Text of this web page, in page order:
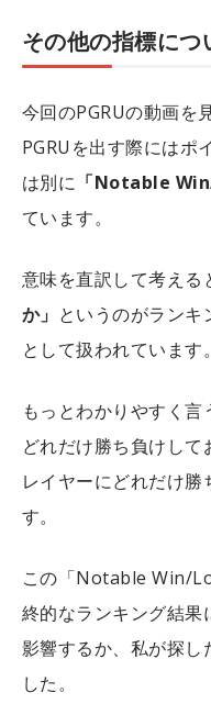
その他の指標につ
今回のPGRUの動画を
PGRUを出す際にはポ
は別に 「Notable
ています。
意味を直訳して考える
か」 というのがラン
として扱われています。
もっとわかりやすく
どれだけ勝ち負けし
レイヤーにどれだけ
す。
この「Notable Win/
終的なランキング結
影響するか、私が探
した。